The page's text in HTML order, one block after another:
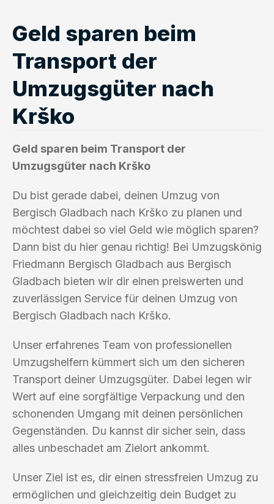
Geld sparen beim
Transport der
Umzugsgüter nach
Krško
Geld sparen beim Transport der
Umzugsgüter nach Krško
Du bist gerade dabei, deinen Umzug von
Bergisch Gladbach nach Krško zu planen und
möchtest dabei so viel Geld wie möglich sparen?
Dann bist du hier genau richtig! Bei Umzugskönig
Friedmann Bergisch Gladbach aus Bergisch
Gladbach bieten wir dir einen preiswerten und
zuverlässigen Service für deinen Umzug von
Bergisch Gladbach nach Krško.
Unser erfahrenes Team von professionellen
Umzugshelfern kümmert sich um den sicheren
Transport deiner Umzugsgüter. Dabei legen wir
Wert auf eine sorgfältige Verpackung und den
schonenden Umgang mit deinen persönlichen
Gegenständen. Du kannst dir sicher sein, dass
alles unbeschadet am Zielort ankommt.
Unser Ziel ist es, dir einen stressfreien Umzug zu
ermöglichen und gleichzeitig dein Budget zu